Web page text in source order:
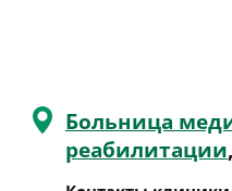
Больница
реабилитации